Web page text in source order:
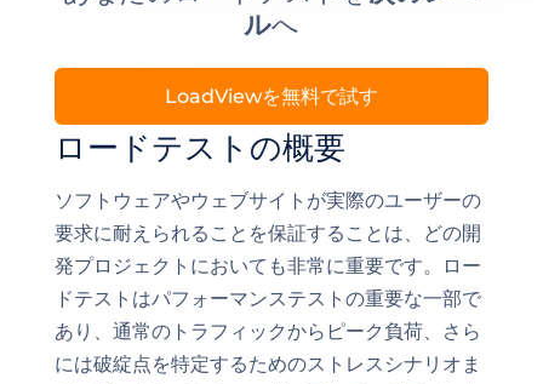
ロードテストの概要
ソフトウェアやウェブサイトが実際のユーザーの
要求に耐えられることを保証することは、どの開
発プロジェクトにおいても非常に重要です。ロー
ドテストはパフォーマンステストの重要な一部で
あり、通常のトラフィックからピーク負荷、さら
には破綻点を特定するためのストレスシナリオま
ルへ
LoadViewを無料で試す